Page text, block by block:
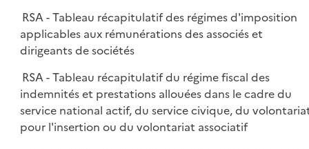
RSA - Tableau récapitulatif des régimes d'imposition
applicables aux rémunérations des associés et
dirigeants de sociétés
RSA - Tableau récapitulatif du régime fiscal des
indemnités et prestations allouées dans le cadre du
service national actif, du service civique, du
pour l'insertion ou du volontariat associatif